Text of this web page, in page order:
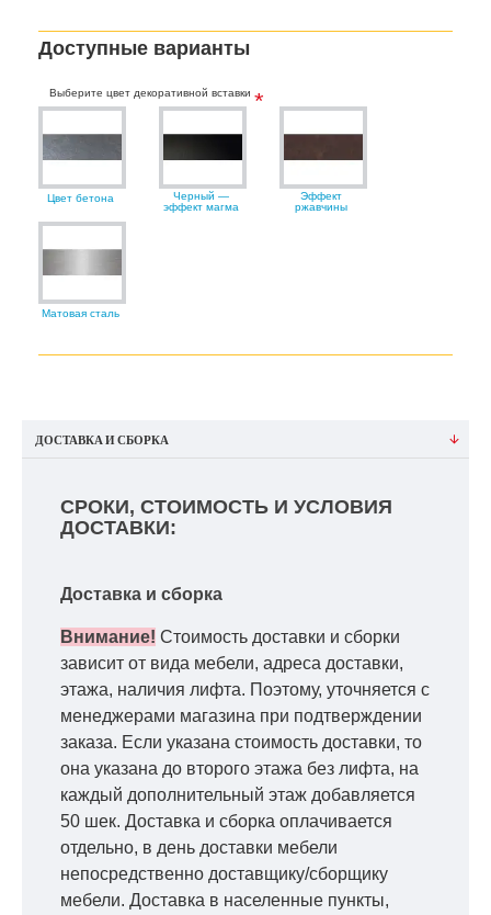
Доступные варианты
Выберите цвет декоративной вставки
Цвет бетона
Черный —
эффект магма
Эффект
ржавчины
Матовая сталь
ДОСТАВКА И СБОРКА
СРОКИ, СТОИМОСТЬ И УСЛОВИЯ
ДОСТАВКИ:
Доставка и сборка
Внимание! Стоимость доставки и сборки
зависит от вида мебели, адреса доставки,
этажа, наличия лифта. Поэтому, уточняется с
менеджерами магазина при подтверждении
заказа. Если указана стоимость доставки, то
она указана до второго этажа без лифта, на
каждый дополнительный этаж добавляется
50 шек. Доставка и сборка оплачивается
отдельно, в день доставки мебели
непосредственно доставщику/сборщику
мебели. Доставка в населенные пункты,